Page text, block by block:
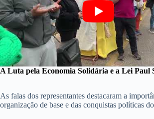
A Luta pela Economia Solidária e a Lei Paul
As falas dos representantes destacaram a
organização de base e das conquistas políticas